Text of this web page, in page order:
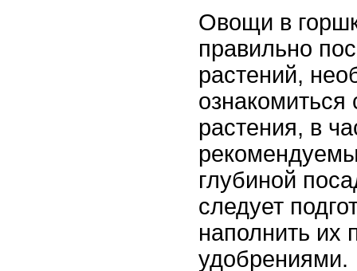
Овощи в
правильно
растений,
ознакомиться
растения, в
глубиной
следует
наполнить их
удобрениями.